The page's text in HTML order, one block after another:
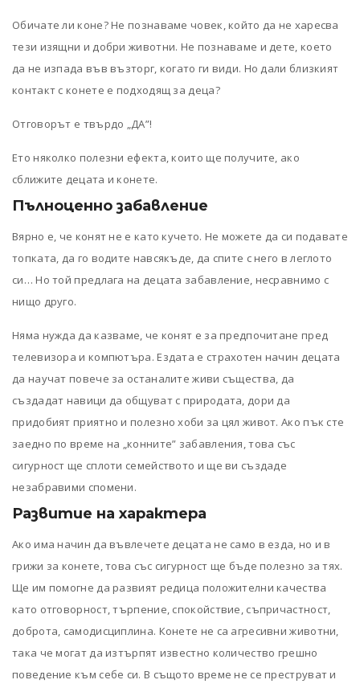
Обичате ли коне? Не познаваме човек, който да не харесва
тези изящни и добри животни. Не познаваме и дете, което
да не изпада във възторг, когато ги види. Но дали близкият
контакт с конете е подходящ за деца?
Отговорът е твърдо „ДА”!
Ето няколко полезни ефекта, които ще получите, ако
сближите децата и конете.
Пълноценно забавление
Вярно е, че конят не е като кучето. Не можете да си подавате
топката, да го водите навсякъде, да спите с него в леглото
си… Но той предлага на децата забавление, несравнимо с
нищо друго.
Няма нужда да казваме, че конят е за предпочитане пред
телевизора и компютъра. Ездата е страхотен начин децата
да научат повече за останалите живи същества, да
създадат навици да общуват с природата, дори да
придобият приятно и полезно хоби за цял живот. Ако пък сте
заедно по време на „конните” забавления, това със
сигурност ще сплоти семейството и ще ви създаде
незабравими спомени.
Развитие на характера
Ако има начин да въвлечете децата не само в езда, но и в
грижи за конете, това със сигурност ще бъде полезно за тях.
Ще им помогне да развият редица положителни качества
като отговорност, търпение, спокойствие, съпричастност,
доброта, самодисциплина. Конете не са агресивни животни,
така че могат да изтърпят известно количество грешно
поведение към себе си. В същото време не се преструват и